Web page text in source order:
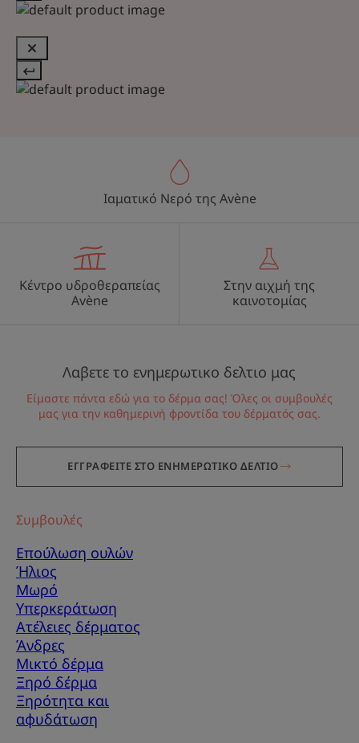
Ιαματικό Νερό της Avène
Κέντρο υδροθεραπείας
Avène
Στην αιχμή της
καινοτομίας
Λαβετε το ενημερωτικο δελτιο μας
Είμαστε πάντα εδώ για το δέρμα σας! Όλες οι συμβουλές
μας για την καθημερινή φροντίδα του δέρματός σας.
ΕΓΓΡΑΦΕΙΤΕ ΣΤΟ ΕΝΗΜΕΡΩΤΙΚΟ ΔΕΛΤΙΟ
Συμβουλές
Επούλωση ουλών
Ήλιος
Μωρό
Υπερκεράτωση
Ατέλειες δέρματος
Άνδρες
Μικτό δέρμα
Ξηρό δέρμα
Ξηρότητα και
αφυδάτωση